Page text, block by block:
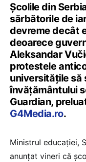
Şcolile din
sărbătorile de
devreme decât
deoarece
Aleksandar
protestele
universităţile să
învăţământului
Guardian,
G4Media.ro.
Ministrul educaţiei,
anunţat vineri că